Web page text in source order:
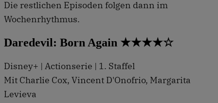
Die restlichen Episoden folgen dann im
Wochenrhythmus.
Daredevil: Born Again ★★★★☆
Disney+ | Actionserie | 1. Staffel
Mit Charlie Cox, Vincent D'Onofrio, Margarita
Levieva